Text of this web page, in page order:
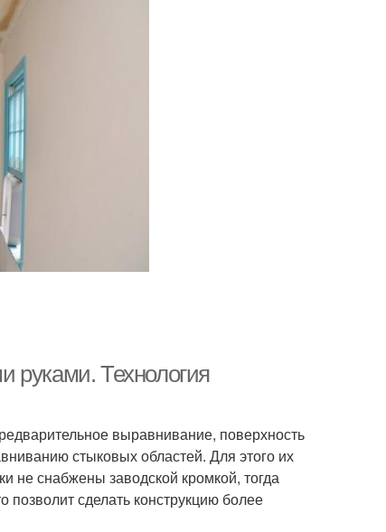
руками. Технология
выравнивание, поверхность
стыковых областей. Для этого их
не снабжены заводской кромкой, тогда
позволит сделать конструкцию более